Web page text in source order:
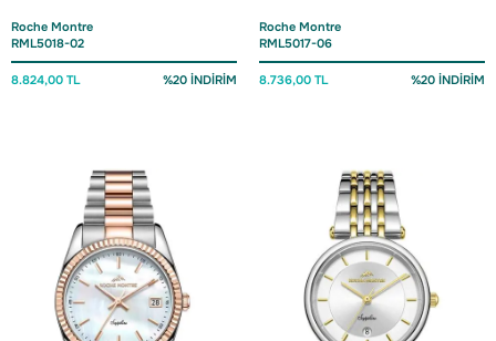
Roche Montre
RML5018-02
8.824,00 TL %20 İNDİRİM
Roche Montre
RML5017-06
8.736,00 TL %20 İNDİRİM